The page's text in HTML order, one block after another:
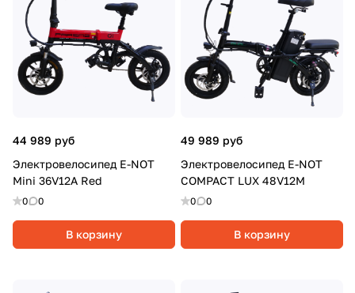
44 989 руб
Электровелосипед E-NOT
Mini 36V12A Red
0 0
В корзину
49 989 руб
Электровелосипед E-NOT
COMPACT LUX 48V12M
0 0
В корзину